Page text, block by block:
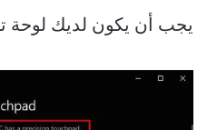
يجب أن يكون لديك لوحة